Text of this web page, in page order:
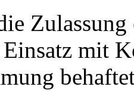
Zulassung
mit